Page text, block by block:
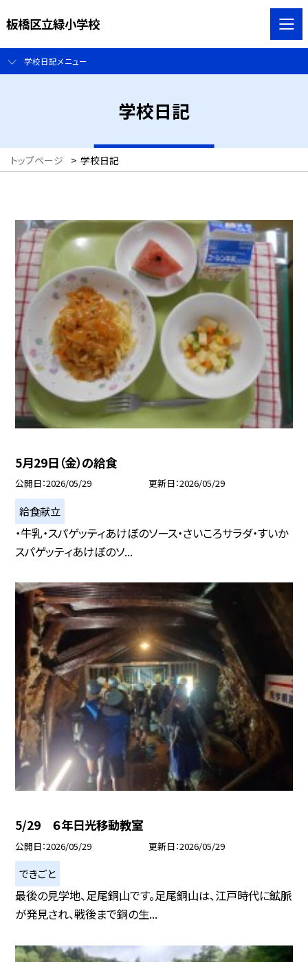
板橋区立緑小学校
学校日記メニュー
学校日記
トップページ > 学校日記
5月29日（金）の給食
公開日 2026/05/29 更新日 2026/05/29
給食献立
・牛乳・スパゲッティあけぼのソース・さいころサラダ・すいか
スパゲッティあけぼのソ...
5/29 ６年日光移動教室
公開日 2026/05/29 更新日 2026/05/29
できごと
最後の見学地、足尾銅山です。足尾銅山は、江戸時代に鉱脈
が発見され、戦後まで銅の生...